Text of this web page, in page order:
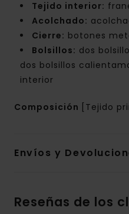
Tejido interior:
Acolchado:
Cierre: botones
Bolsillos: dos
dos bolsillos
interior
Composición [Tejido
Envíos y
Reseñas de los